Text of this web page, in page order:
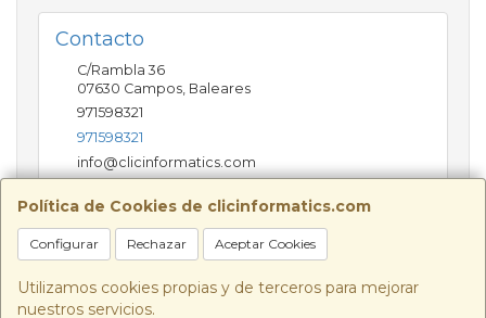
Política de Cookies de clicinformatics.com
Configurar Rechazar Aceptar Cookies
Utilizamos cookies propias y de terceros para mejorar
nuestros servicios.
Contacto
C/Rambla 36
07630 Campos Baleares
971598321
971598321
info@clicinformatics.com
Horario
De lunes a viernes 9:00-13:30/16:00-19:30 Sábados
10:00-13:00